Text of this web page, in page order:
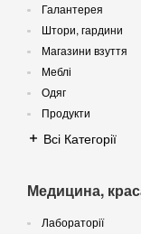
Галантерея
Штори, гардини
Магазини взуття
Меблі
Одяг
Продукти
Всі Категорії
Медицина,
Лабораторії